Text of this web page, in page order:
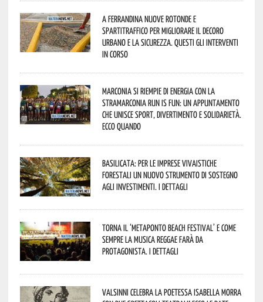
A Ferrandina nuove rotonde e
spartitraffico per migliorare il decoro
urbano e la sicurezza. Questi gli interventi
in corso
Marconia si riempie di energia con la
StraMarconia Run is Fun: un appuntamento
che unisce sport, divertimento e solidarietà.
Ecco quando
Basilicata: per le imprese vivaistiche
forestali un nuovo strumento di sostegno
agli investimenti. I dettagli
Torna il ‘Metaponto beach festival’ e come
sempre la musica reggae farà da
protagonista. I dettagli
Valsinni celebra la poetessa Isabella Morra